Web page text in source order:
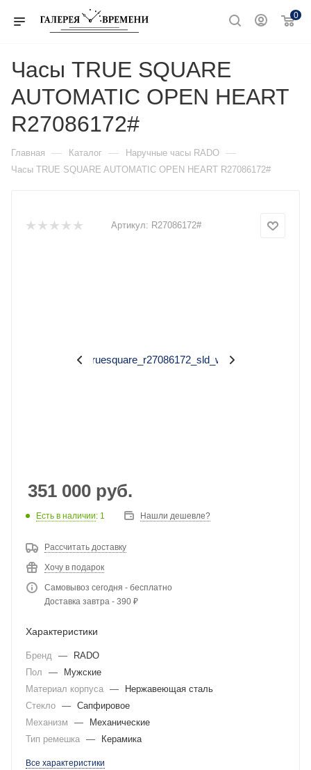
0
Часы TRUE SQUARE
AUTOMATIC OPEN HEART
R27086172#
Главная — Каталог — Наручные часы RADO —
Часы TRUE SQUARE AUTOMATIC OPEN HEART R27086172#
Артикул: R27086172#
351 000 руб.
Есть в наличии: 1 Нашли дешевле?
Рассчитать доставку
Хочу в подарок
Самовывоз сегодня - бесплатно
Доставка завтра - 390 ₽
Характеристики
Бренд —
RADO
Пол
—
Мужские
Материал корпуса —
Нержавеющая сталь
Стекло — Сапфировое
Механизм
—
Механические
Тип ремешка — Керамика
Все характеристики